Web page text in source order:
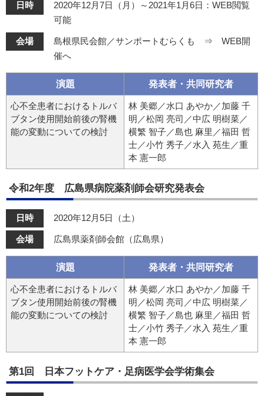
日時
2020年12月7日（月）～2021年1月6日：WEB閲覧
可能
会場
島根県民会館／サンポートむらくも ⇒ WEB開
催へ
演題 発表者・共同研究者
心不全患者におけるトルバ
ブタン使用開始前後の腎機
能の変動についての検討
林 美郷／水口 あやか／加藤 千
明／松岡 亮司／中広 明樹菜／
横繁 智子／島也 麻里／福田 哲
士／小竹 秀子／水入 苑生／重
本 憲一郎
令和2年度 広島県病院薬剤師会研究発表会
日時 2020年12月5日（土）
会場 広島県薬剤師会館（広島県）
演題 発表者・共同研究者
心不全患者におけるトルバ
ブタン使用開始前後の腎機
能の変動についての検討
林 美郷／水口 あやか／加藤 千
明／松岡 亮司／中広 明樹菜／
横繁 智子／島也 麻里／福田 哲
士／小竹 秀子／水入 苑生／重
本 憲一郎
第1回 日本フットケア・足病医学会学術集会